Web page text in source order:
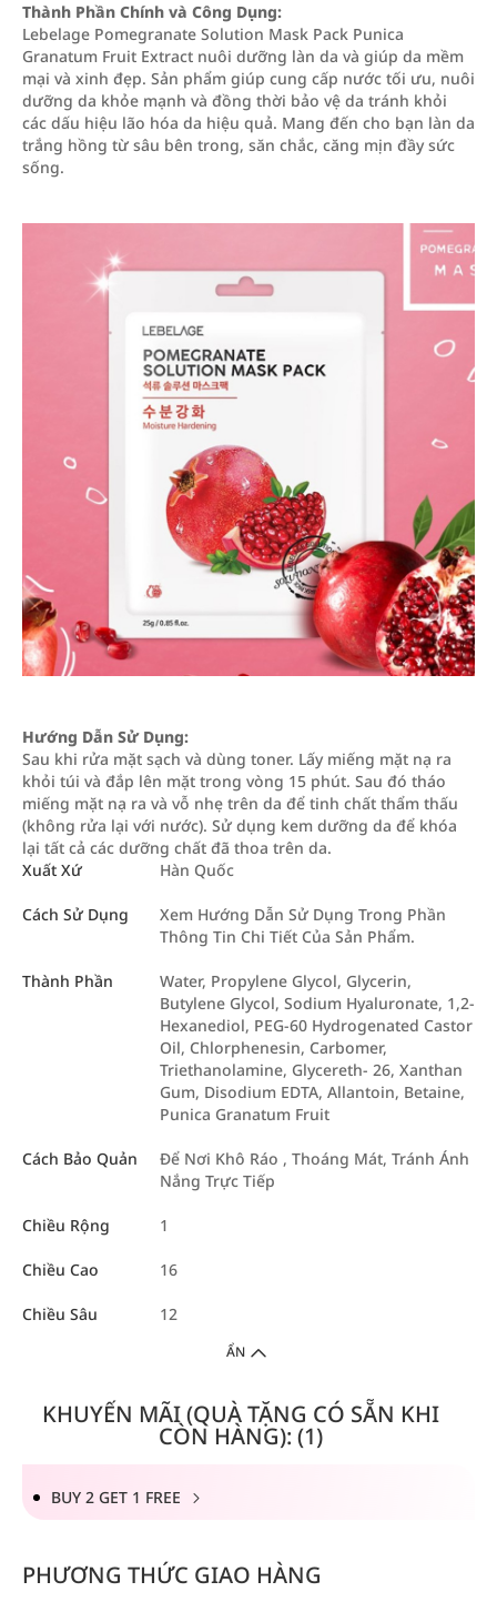
Thành Phần Chính và Công Dụng:
Lebelage Pomegranate Solution Mask Pack Punica
Granatum Fruit Extract nuôi dưỡng làn da và giúp da mềm
mại và xinh đẹp. Sản phẩm giúp cung cấp nước tối ưu, nuôi
dưỡng da khỏe mạnh và đồng thời bảo vệ da tránh khỏi
các dấu hiệu lão hóa da hiệu quả. Mang đến cho bạn làn da
trắng hồng từ sâu bên trong, săn chắc, căng mịn đầy sức
sống.
Hướng Dẫn Sử Dụng:
Sau khi rửa mặt sạch và dùng toner. Lấy miếng mặt nạ ra
khỏi túi và đắp lên mặt trong vòng 15 phút. Sau đó tháo
miếng mặt nạ ra và vỗ nhẹ trên da để tinh chất thẩm thấu
(không rửa lại với nước). Sử dụng kem dưỡng da để khóa
lại tất cả các dưỡng chất đã thoa trên da.
Xuất Xứ
Hàn Quốc
Cách Sử Dụng
Xem Hướng Dẫn Sử Dụng Trong Phần
Thông Tin Chi Tiết Của Sản Phẩm.
Thành Phần
Water, Propylene Glycol, Glycerin,
Butylene Glycol, Sodium Hyaluronate, 1,2-
Hexanediol, PEG-60 Hydrogenated Castor
Oil, Chlorphenesin, Carbomer,
Triethanolamine, Glycereth- 26, Xanthan
Gum, Disodium EDTA, Allantoin, Betaine,
Punica Granatum Fruit
Cách Bảo Quản
Để Nơi Khô Ráo , Thoáng Mát, Tránh Ánh
Nắng Trực Tiếp
Chiều Rộng 1
Chiều Cao 16
Chiều Sâu 12
ẨN
KHUYẾN MÃI (QUÀ TẶNG CÓ SẴN KHI
CÒN HÀNG): (1)
BUY 2 GET 1 FREE
PHƯƠNG THỨC GIAO HÀNG